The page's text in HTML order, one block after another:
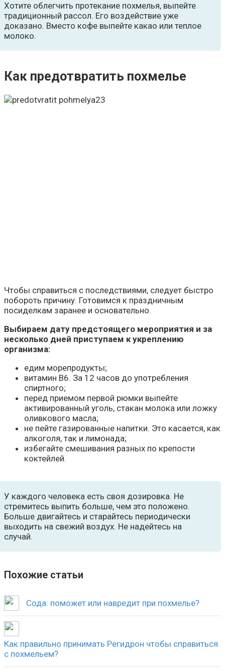
Хотите облегчить протекание похмелья, выпейте
традиционный рассол. Его воздействие уже
доказано. Вместо кофе выпейте какао или теплое
молоко.
Как предотвратить похмелье
Чтобы справиться с последствиями, следует быстро
побороть причину. Готовимся к праздничным
посиделкам заранее и основательно.
Выбираем дату предстоящего мероприятия и за
несколько дней приступаем к укреплению
организма:
едим морепродукты;
витамин В6. За 12 часов до употребления
спиртного;
перед приемом первой рюмки выпейте
активированный уголь, стакан молока или ложку
оливкового масла;
не пейте газированные напитки. Это касается, как
алкоголя, так и лимонада;
избегайте смешивания разных по крепости
коктейлей.
У каждого человека есть своя дозировка. Не
стремитесь выпить больше, чем это положено.
Больше двигайтесь и старайтесь периодически
выходить на свежий воздух. Не надейтесь на
случай.
Похожие статьи
Сода: поможет или навредит при похмелье?
Как правильно принимать Регидрон чтобы справиться
с похмельем?